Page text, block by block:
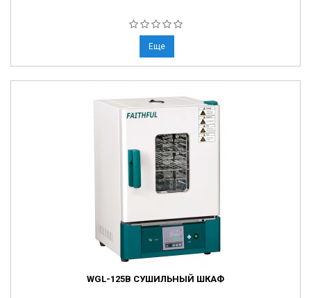
Еще
WGL-125B СУШИЛЬНЫЙ ШКАФ